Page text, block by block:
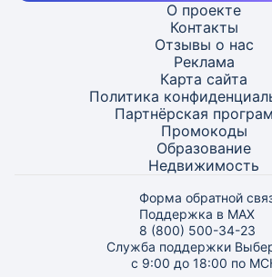
О проекте
Контакты
Отзывы о нас
Реклама
Карта сайта
Политика
Партнёрская
Промокоды
Образование
Недвижимость
Форма обратной
Поддержка в MAX
8 (800) 500-34-23
Служба поддержки
с 9:00 до 18:00 по